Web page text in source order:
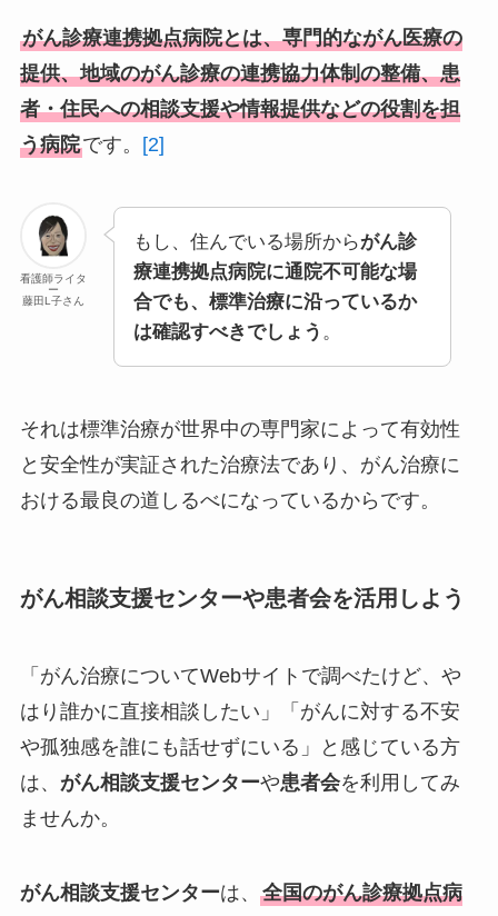
がん診療連携拠点病院とは、専門的ながん医療の
提供、地域のがん診療の連携協力体制の整備、患
者・住民への相談支援や情報提供などの役割を担
う病院です。 [2]
看護師ライタ
ー
藤田L子さん
もし、住んでいる場所からがん診
療連携拠点病院に通院不可能な場
合でも、標準治療に沿っているか
は確認すべきでしょう 。
それは標準治療が世界中の専門家によって有効性
と安全性が実証された治療法であり、がん治療に
おける最良の道しるべになっているからです。
がん相談支援センターや患者会を活用しよう
「がん治療についてWebサイトで調べたけど、や
はり誰かに直接相談したい」「がんに対する不安
や孤独感を誰にも話せずにいる」と感じている方
は、 がん相談支援センターや患者会を利用してみ
ませんか。
がん相談支援センターは、 全国のがん診療拠点病